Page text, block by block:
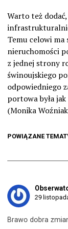
Warto też
Temu celowi ma
nieruchomości
z jednej strony
świnoujskiego
odpowiedniego
portowa była
(Monika
POWIĄZANE
29
Brawo dobra